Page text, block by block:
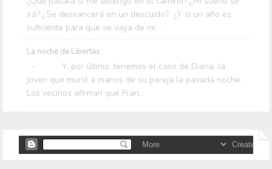
irá? ¿Se desvancerá en un descuido? ¿Y si un año es
suficiente para que se vaya de mi ...
La noche de Libertas
- Y, por último, tenemos el caso de Diana, la
joven que murió a manos de su pareja la pasada noche.
Los vecinos afirman que Fran...